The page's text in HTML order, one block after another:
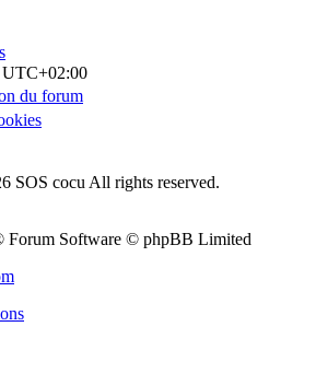
UTC+02:00
du forum
SOS cocu All rights reserved.
Forum Software © phpBB Limited